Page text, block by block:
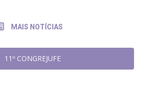
MAIS NOTÍCIAS
11º CONGREJUFE